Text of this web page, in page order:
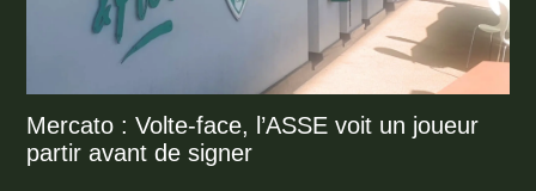
Mercato : Volte-face, l’ASSE voit un joueur
partir avant de signer